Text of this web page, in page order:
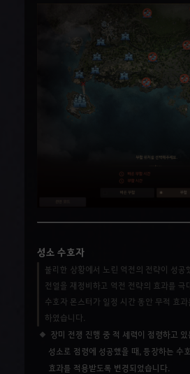
성소 수호자
불리한 상황에서 노린 역전의 전략이 성공
전열을 재정비하고 역전 전략의 효과를 극
수호자 몬스터가 일정 시간 동안 무적 효
하였습니다.
장미 전쟁 진행 중 적 세력이 점령하고
성소로 점령에 성공했을 때, 등장하는 수
효과를 적용받도록 변경되었습니다.